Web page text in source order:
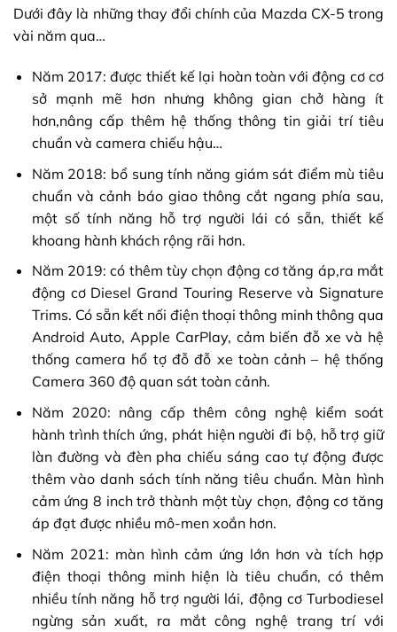
Dưới đây là những thay đổi chính của Mazda CX-5 trong
vài năm qua…
Năm 2017: được thiết kế lại hoàn toàn với động cơ cơ
sở mạnh mẽ hơn nhưng không gian chở hàng ít
hơn,nâng cấp thêm hệ thống thông tin giải trí tiêu
chuẩn và camera chiếu hậu…
Năm 2018: bổ sung tính năng giám sát điểm mù tiêu
chuẩn và cảnh báo giao thông cắt ngang phía sau,
một số tính năng hỗ trợ người lái có sẵn, thiết kế
khoang hành khách rộng rãi hơn.
Năm 2019: có thêm tùy chọn động cơ tăng áp,ra mắt
động cơ Diesel Grand Touring Reserve và Signature
Trims. Có sẵn kết nối điện thoại thông minh thông qua
Android Auto, Apple CarPlay, cảm biến đỗ xe và hệ
thống camera hổ tợ đỗ đỗ xe toàn cảnh – hệ thống
Camera 360 độquan sát toàn cảnh.
Năm 2020: nâng cấp thêm công nghệ kiểm soát
hành trình thích ứng, phát hiện người đi bộ, hỗ trợ giữ
làn đường và đèn pha chiếu sáng cao tự động được
thêm vào danh sách tính năng tiêu chuẩn. Màn hình
cảm ứng 8 inch trở thành một tùy chọn, động cơ tăng
áp đạt được nhiều mô-men xoắn hơn.
Năm 2021: màn hình cảm ứng lớn hơn và tích hợp
điện thoại thông minh hiện là tiêu chuẩn, có thêm
nhiều tính năng hỗ trợ người lái, động cơ Turbodiesel
ngừng sản xuất, ra mắt công nghệ trang trí với